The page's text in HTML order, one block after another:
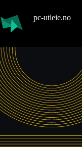
pc-utleie.no